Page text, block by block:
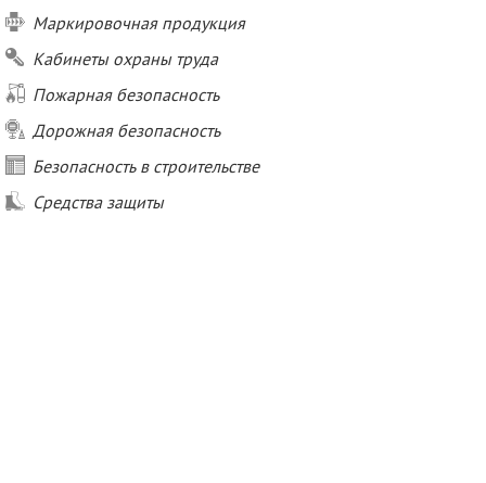
Маркировочная продукция
Кабинеты охраны труда
Пожарная безопасность
Дорожная безопасность
Безопасность в строительстве
Средства защиты